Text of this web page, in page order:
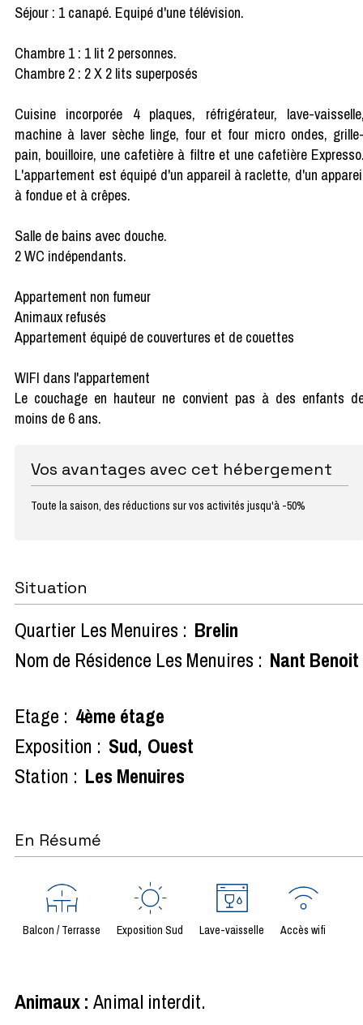
Séjour : 1 canapé. Equipé d'une télévision.
Chambre 1 : 1 lit 2 personnes.
Chambre 2 : 2 X 2 lits superposés
Cuisine incorporée 4 plaques, réfrigérateur, lave-
machine à laver sèche linge, four et four micro ondes,
pain, bouilloire, une cafetière à filtre et une cafetière
L'appartement est équipé d'un appareil à raclette, d'un
à fondue et à crêpes.
Salle de bains avec douche.
2 WC indépendants.
Appartement non fumeur
Animaux refusés
Appartement équipé de couvertures et de couettes
WIFI dans l'appartement
Le couchage en hauteur ne convient pas à des enfants
moins de 6 ans.
Vos avantages avec cet hébergement
Toute la saison, des réductions sur vos activités jusqu'à -50%
Situation
Quartier Les Menuires : Brelin
Nom de Résidence Les Menuires : Nant Benoit
Etage : 4ème étage
Exposition : Sud Ouest
Station : Les Menuires
En Résumé
Balcon / Terrasse Exposition Sud Lave-vaisselle Accès wifi
Animaux: Animal interdit